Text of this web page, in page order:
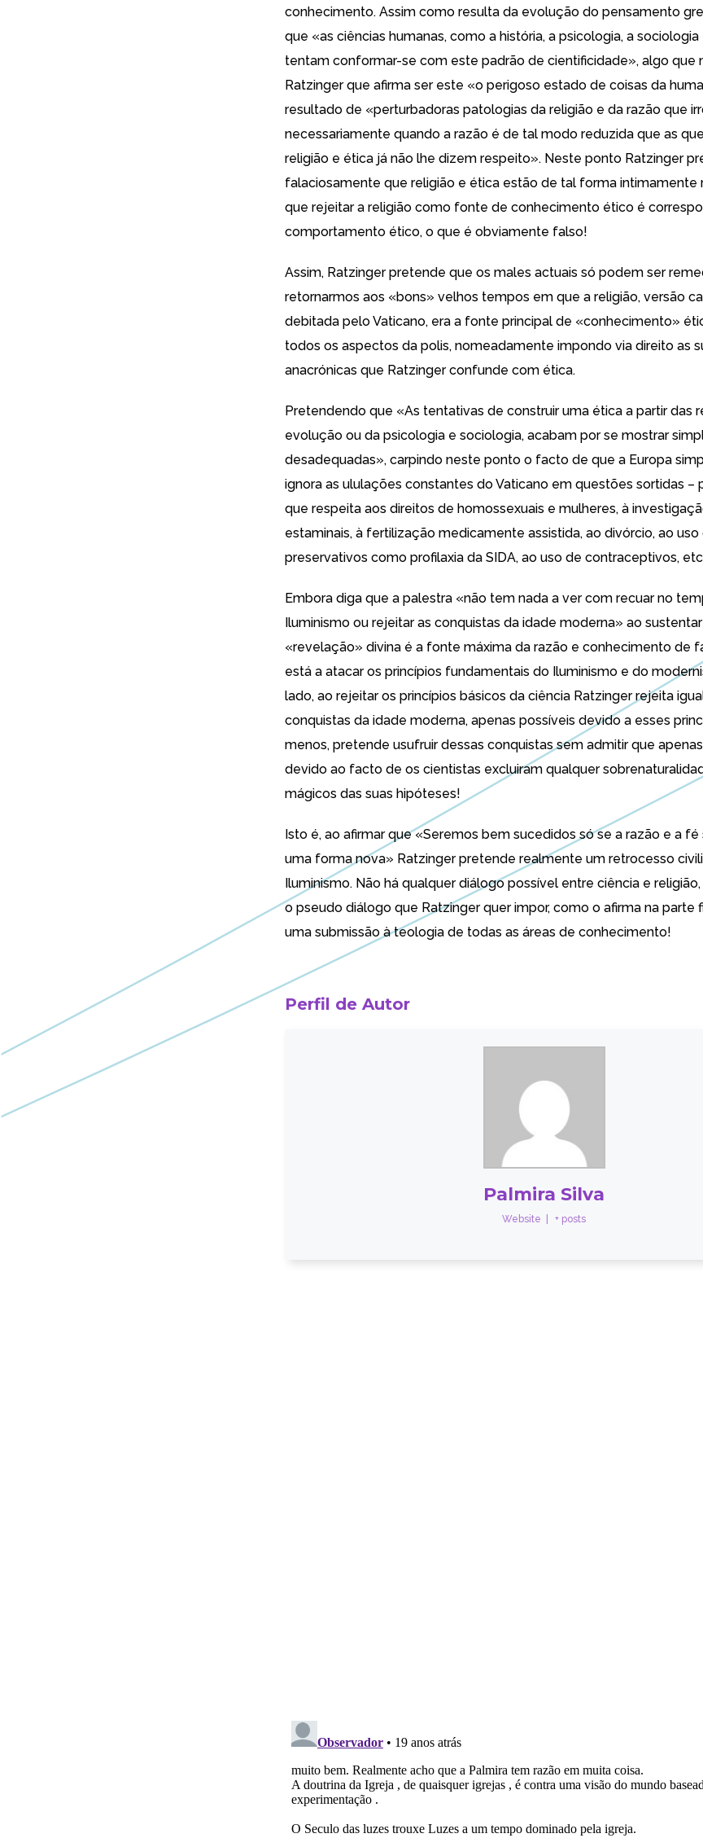
conhecimento. Assim como resulta da evolução do pensamento
que «as ciências humanas, como a história, a psicologia, a sociologia
tentam conformar-se com este padrão de cientificidade», algo que
Ratzinger que afirma ser este «o perigoso estado de coisas da
resultado de «perturbadoras patologias da religião e da razão que
necessariamente quando a razão é de tal modo reduzida que as
religião e ética já não lhe dizem respeito». Neste ponto Ratzinger
falaciosamente que religião e ética estão de tal forma intimamente
que rejeitar a religião como fonte de conhecimento ético é
comportamento ético, o que é obviamente falso!
Assim, Ratzinger pretende que os males actuais só podem ser
retornarmos aos «bons» velhos tempos em que a religião, versão
debitada pelo Vaticano, era a fonte principal de «conhecimento»
todos os aspectos da polis, nomeadamente impondo via direito as
anacrónicas que Ratzinger confunde com ética.
Pretendendo que «As tentativas de construir uma ética a partir das
evolução ou da psicologia e sociologia, acabam por se mostrar
desadequadas», carpindo neste ponto o facto de que a Europa
ignora as ululações constantes do Vaticano em questões sortidas –
que respeita aos direitos de homossexuais e mulheres, à
estaminais, à fertilização medicamente assistida, ao divórcio, ao uso
preservativos como profilaxia da SIDA, ao uso de contraceptivos,
Embora diga que a palestra «não tem nada a ver com recuar no
Iluminismo ou rejeitar as conquistas da idade moderna» ao
«revelação» divina é a fonte máxima da razão e conhecimento de
está a atacar os princípios fundamentais do Iluminismo e do
lado, ao rejeitar os princípios básicos da ciência Ratzinger rejeita
conquistas da idade moderna, apenas possíveis devido a esses
menos, pretende usufruir dessas conquistas sem admitir que
devido ao facto de os cientistas excluiram qualquer
mágicos das suas hipóteses!
Isto é, ao afirmar que «Seremos bem sucedidos só se a razão e a
uma forma nova» Ratzinger pretende realmente um retrocesso
Iluminismo. Não há qualquer diálogo possível entre ciência e
o pseudo diálogo que Ratzinger quer impor, como o afirma na parte
uma submissão à teologia de todas as áreas de conhecimento!
Perfil de Autor
Palmira Silva
Website + posts